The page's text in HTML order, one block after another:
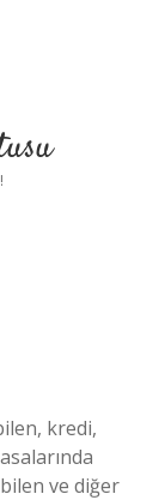
kredi,
ve diğer